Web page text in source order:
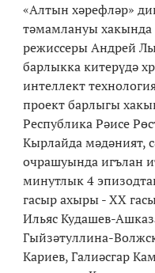
«Алтын хәрефләр»
тәмамлануы хакында
режиссеры Андрей
барлыкка китерүдә
интеллект
проект барлыгы
Республика Рәисе
Кырлайда мәдәният,
очрашуында игълан
минутлык 4
гасыр ахыры - XX
Ильяс Кудашев-
Гыйзәтуллина-
Кариев, Галиәсгар